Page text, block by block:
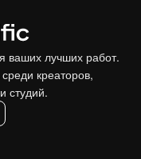
ваших лучших работ.
креаторов,
студий.